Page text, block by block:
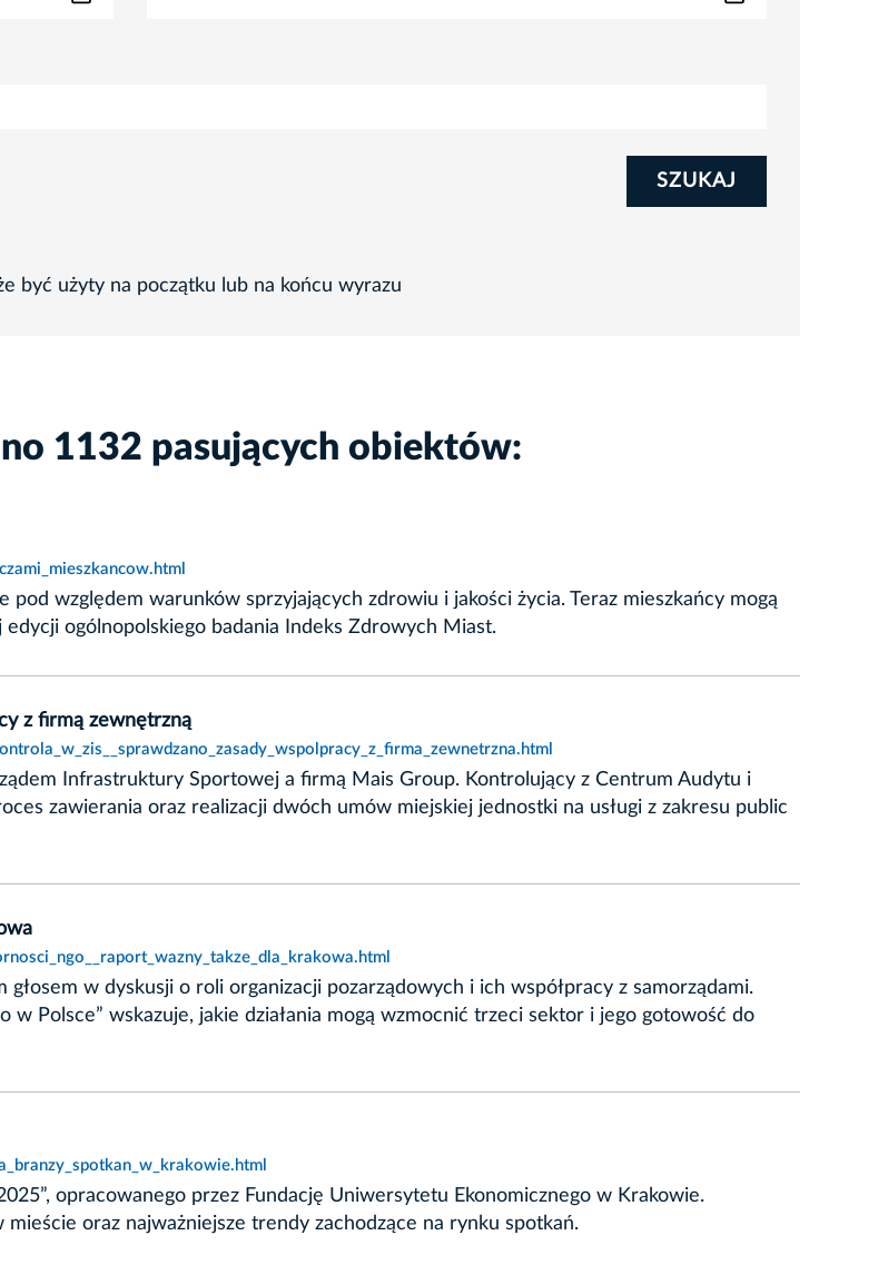
SZUKAJ
być użyty na początku lub na końcu wyrazu
1132 pasujących obiektów:
względem warunków sprzyjających zdrowiu i jakości życia. Teraz mieszkańcy mogą
ogólnopolskiego badania Indeks Zdrowych Miast.
z firmą zewnętrzną
Infrastruktury Sportowej a firmą Mais Group. Kontrolujący z Centrum Audytu i
zawierania oraz realizacji dwóch umów miejskiej jednostki na usługi z zakresu public
w dyskusji o roli organizacji pozarządowych i ich współpracy z samorządami.
w Polsce” wskazuje, jakie działania mogą wzmocnić trzeci sektor i jego gotowość do
opracowanego przez Fundację Uniwersytetu Ekonomicznego w Krakowie.
oraz najważniejsze trendy zachodzące na rynku spotkań.